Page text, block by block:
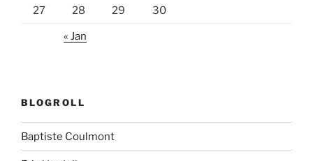
27 28 29 30
« Jan
BLOGROLL
Baptiste Coulmont